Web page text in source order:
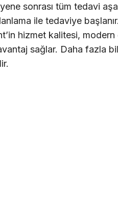
sonrası tüm tedavi
ile tedaviye
hizmet kalitesi, modern
sağlar. Daha fazla